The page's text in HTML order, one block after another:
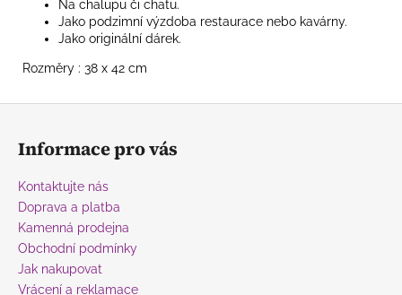
Na chalupu či chatu.
Jako podzimní výzdoba restaurace nebo kavárny.
Jako originální dárek.
Rozměry : 38 x 42 cm
Informace pro vás
Kontaktujte nás
Doprava a platba
Kamenná prodejna
Obchodní podmínky
Jak nakupovat
Vrácení a reklamace